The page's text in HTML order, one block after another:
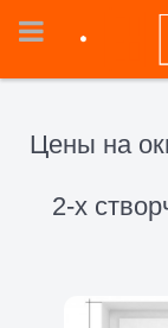
Цены на
2-х